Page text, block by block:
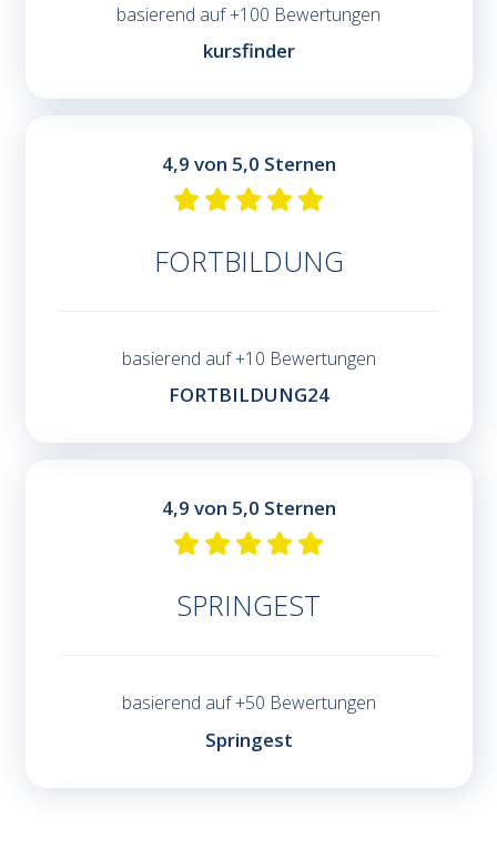
basierend auf +100 Bewertungen
kursfinder
4,9 von 5,0 Sternen
FORTBILDUNG
basierend auf +10 Bewertungen
FORTBILDUNG24
4,9 von 5,0 Sternen
SPRINGEST
basierend auf +50 Bewertungen
Springest